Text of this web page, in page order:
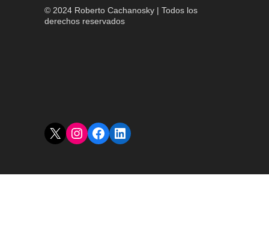
© 2024 Roberto Cachanosky | Todos los
derechos reservados
X Instagram
Facebook
LinkedIn